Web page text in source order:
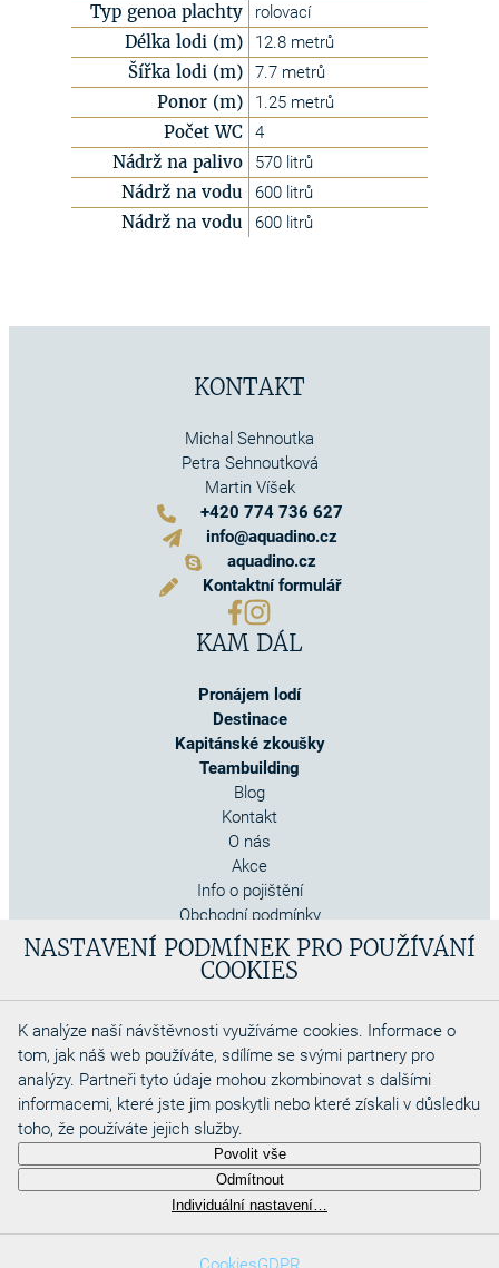
NASTAVENÍ PODMÍNEK PRO POUŽÍVÁNÍ
COOKIES
K analýze naší návštěvnosti využíváme cookies. Informace o
tom, jak náš web používáte, sdílíme se svými partnery pro
analýzy. Partneři tyto údaje mohou zkombinovat s dalšími
informacemi, které jste jim poskytli nebo které získali v důsledku
toho, že používáte jejich služby.
Povolit vše
Odmítnout
Individuální nastavení…
Typ genoa plachty rolovací
Délka lodi (m) 12.8 metrů
Šířka lodi (m) 7.7 metrů
Ponor (m) 1.25 metrů
Počet WC 4
Nádrž na palivo 570 litrů
Nádrž na vodu 600 litrů
Nádrž na vodu 600 litrů
KONTAKT
Michal Sehnoutka
Petra Sehnoutková
Martin Víšek
+420 774 736 627
info@aquadino.cz
aquadino.cz
Kontaktní formulář
KAM DÁL
Pronájem lodí
Destinace
Kapitánské zkoušky
Teambuilding
Blog
Kontakt
O nás
Akce
Info o pojištění
Obchodní podmínky
Cookies
Copyright 2026
Aquadino s.r.o
Webdesigned by